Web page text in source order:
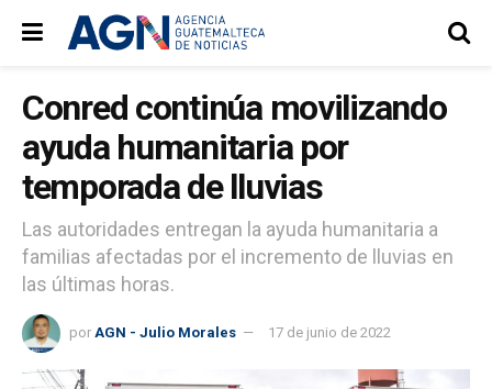
Conred continúa movilizando
ayuda humanitaria por
temporada de lluvias
Las autoridades entregan la ayuda humanitaria a
familias afectadas por el incremento de lluvias en
las últimas horas.
por AGN - Julio Morales 17 de junio de 2022